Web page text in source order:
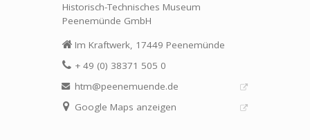
Historisch-Technisches Museum
Peenemünde GmbH
Im Kraftwerk, 17449 Peenemünde
+ 49 (0) 38371 505 0
htm@peenemuende.de
Google Maps anzeigen